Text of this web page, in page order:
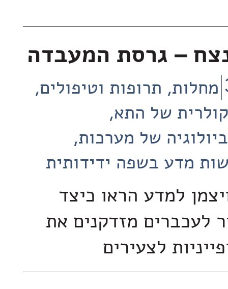
– גרסת המעבדה
מחלות, תרופות וטיפולים
של התא
ביולוגיה של מערכות
מדע בשפה ידידותית
למדע הראו כיצד
לעכברים מזדקנים את
לצעירים